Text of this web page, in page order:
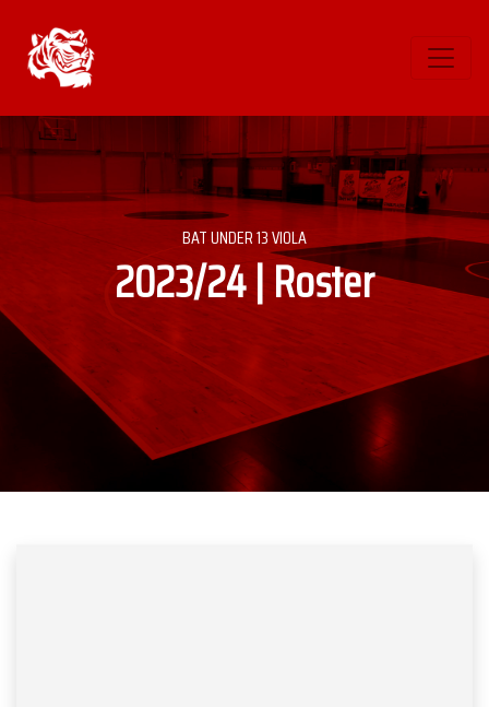
BAT UNDER 13 VIOLA
2023/24 | Roster